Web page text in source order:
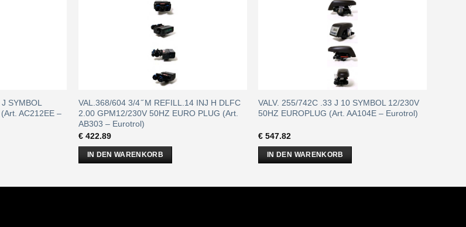
SYMBOL
AC212EE –
VAL.368/604 3/4 ̋ M REFILL.14 INJ H DLFC
2.00 GPM12/230V 50HZ EURO PLUG (Art.
AB303 – Eurotrol)
€422.89
IN DEN WARENKORB
VALV. 255/742C .33 J 10 SYMBOL 12/230V
50HZ EUROPLUG (Art. AA104E – Eurotrol)
€ 547.82
IN DEN WARENKORB